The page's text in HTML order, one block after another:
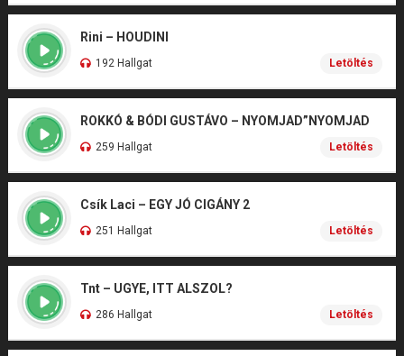
Rini – HOUDINI
192 Hallgat Letöltés
ROKKÓ & BÓDI GUSTÁVO – NYOMJAD”NYOMJAD
259 Hallgat Letöltés
Csík Laci – EGY JÓ CIGÁNY 2
251 Hallgat Letöltés
Tnt – UGYE, ITT ALSZOL?
286 Hallgat Letöltés